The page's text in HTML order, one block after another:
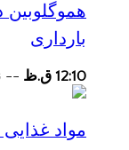
بارداری
12:10 ق.ظ --
مواد